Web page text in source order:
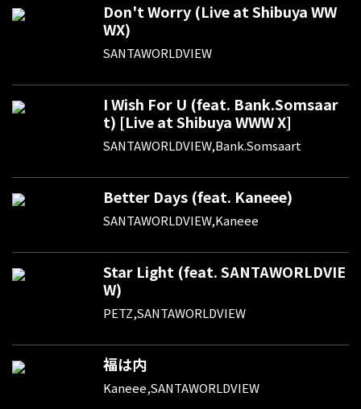
Don't Worry (Live at Shibuya WW
WX)
SANTAWORLDVIEW
I Wish For U (feat. Bank.Somsaar
t) [Live at Shibuya WWW X]
SANTAWORLDVIEW,Bank.Somsaart
Better Days (feat. Kaneee)
SANTAWORLDVIEW,Kaneee
Star Light (feat. SANTAWORLDVIE
W)
PETZ,SANTAWORLDVIEW
福は内
Kaneee,SANTAWORLDVIEW